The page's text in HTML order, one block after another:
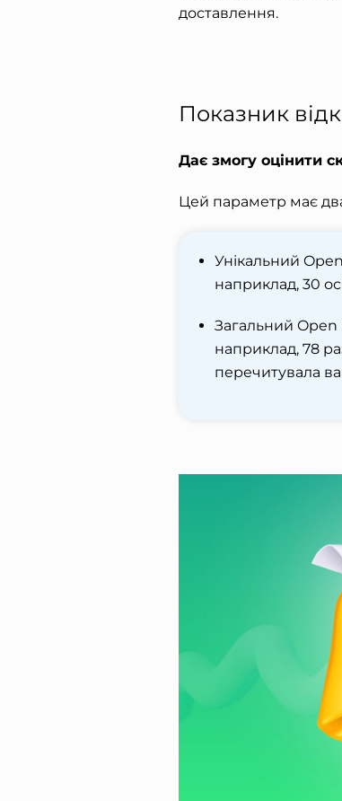
доставлення.
Показник
Дає змогу оцінити
Цей параметр має
Унікальний
наприклад, 30
Загальний
наприклад, 78
перечитувала